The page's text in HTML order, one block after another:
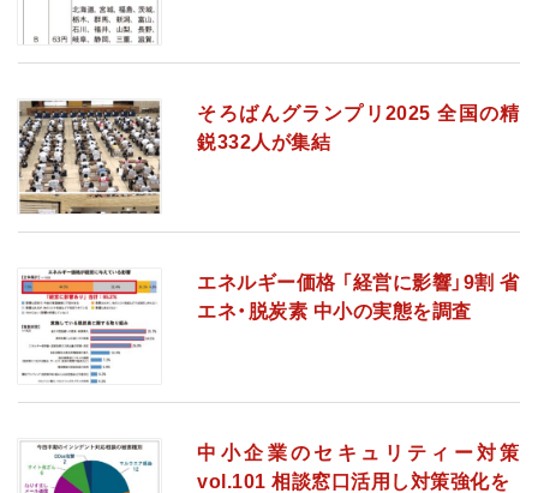
そろばんグランプリ2025 全国の精
鋭332人が集結
エネルギー価格 「経営に影響」9割 省
エネ・脱炭素 中小の実態を調査
中小企業のセキュリティー対策
vol.101 相談窓口活用し対策強化を